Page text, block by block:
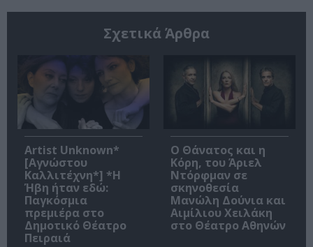
Σχετικά Άρθρα
Artist Unknown*
[Αγνώστου
Καλλιτέχνη*] *Η
Ήβη ήταν εδώ:
Παγκόσμια
πρεμιέρα στο
Δημοτικό Θέατρο
Πειραιά
Ο Θάνατος και η
Κόρη, του Άριελ
Ντόρφμαν σε
σκηνοθεσία
Μανώλη Δούνια και
Αιμίλιου Χειλάκη
στο Θέατρο Αθηνών